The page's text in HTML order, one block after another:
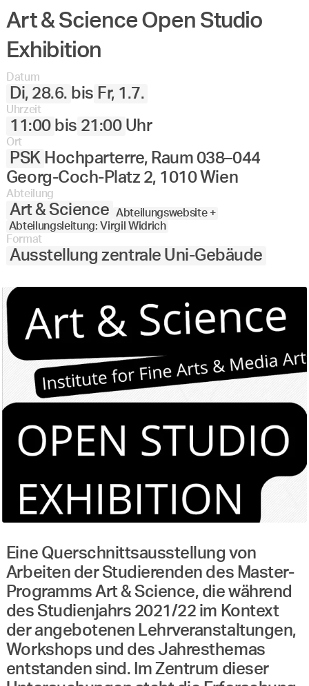
Art & Science Open Studio
Exhibition
Datum
Di, 28.6. bis Fr, 1.7.
Uhrzeit
11:00 bis 21:00 Uhr
Ort
PSK Hochparterre, Raum 038–044
Georg-Coch-Platz 2, 1010 Wien
Abteilung
Art & Science
Abteilungswebsite +
Abteilungsleitung: Virgil Widrich
Format
Ausstellung zentrale Uni-Gebäude
Eine Querschnittsausstellung von
Arbeiten der Studierenden des Master-
Programms Art & Science, die während
des Studienjahrs 2021/22 im Kontext
der angebotenen Lehrveranstaltungen,
Workshops und des Jahresthemas
entstanden sind. Im Zentrum dieser